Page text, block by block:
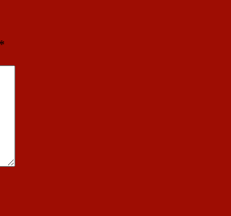
*